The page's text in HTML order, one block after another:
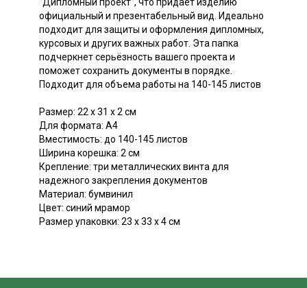
официальный и презентабельный вид. Идеально
подходит для защиты и оформления дипломных,
курсовых и других важных работ. Эта папка
подчеркнет серьёзность вашего проекта и
поможет сохранить документы в порядке.
Подходит для объема работы на 140-145 листов
Размер: 22 х 31 х 2 см
Для формата: А4
Вместимость: до 140-145 листов
Ширина корешка: 2 см
Крепление: три металлических винта для
надежного закрепления документов
Материал: бумвинил
Цвет: синий мрамор
Размер упаковки: 23 х 33 х 4 см